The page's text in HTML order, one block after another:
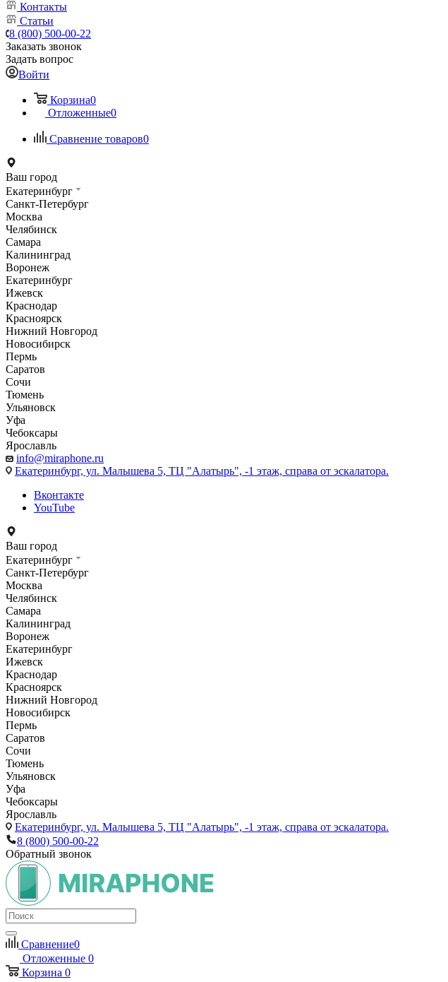
Контакты
Статьи
8 (800) 500-00-22
Заказать звонок
Задать вопрос
Войти
Корзина0
Отложенные0
Сравнение товаров0
Ваш город
Екатеринбург
Санкт-Петербург
Москва
Челябинск
Самара
Калининград
Воронеж
Екатеринбург
Ижевск
Краснодар
Красноярск
Нижний Новгород
Новосибирск
Пермь
Саратов
Сочи
Тюмень
Ульяновск
Уфа
Чебоксары
Ярославль
info@miraphone.ru
Екатеринбург, ул. Малышева 5, ТЦ "Алатырь", -1 этаж, справа от эскалатора.
Вконтакте
YouTube
Ваш город
Екатеринбург
Санкт-Петербург
Москва
Челябинск
Самара
Калининград
Воронеж
Екатеринбург
Ижевск
Краснодар
Красноярск
Нижний Новгород
Новосибирск
Пермь
Саратов
Сочи
Тюмень
Ульяновск
Уфа
Чебоксары
Ярославль
Екатеринбург, ул. Малышева 5, ТЦ "Алатырь", -1 этаж, справа от эскалатора.
8 (800) 500-00-22
Обратный звонок
Сравнение0
Отложенные 0
Корзина 0